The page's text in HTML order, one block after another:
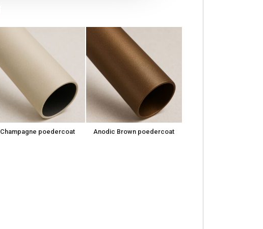
Champagne poedercoat Anodic Brown poedercoat